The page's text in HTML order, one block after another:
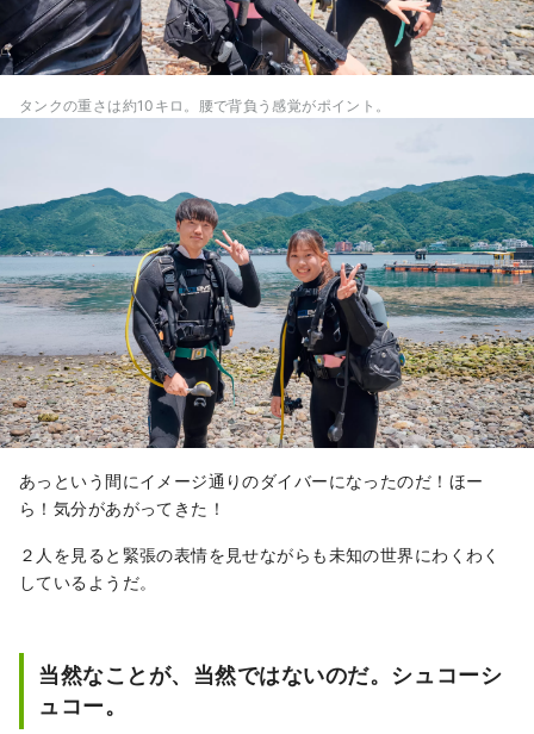
タンクの重さは約10キロ。腰で背負う感覚がポイント。
あっという間にイメージ通りのダイバーになったのだ！ほー
ら！気分があがってきた！
２人を見ると緊張の表情を見せながらも未知の世界にわくわく
しているようだ。
当然なことが、当然ではないのだ。シュコーシ
ュコー。